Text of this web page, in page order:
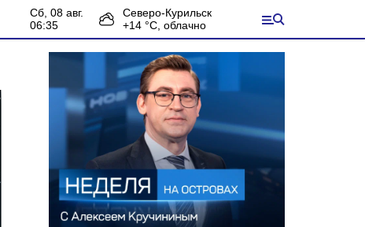
сб, 08 авг.
06:35
Северо-Курильск
+14 °С, облачно